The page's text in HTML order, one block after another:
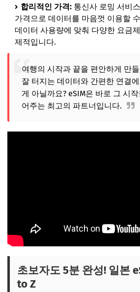
합리적인 가격: 통신사 로밍 서비
가격으로 데이터를 마음껏 이용할
데이터 사용량에 맞춰 다양한 요금
제적입니다.
여행의 시작과 끝을 편안하게 만
잘 터지는 데이터와 간편한 연결
게 아닐까요? eSIM은 바로 그 시
어주는 최고의 파트너입니다.
초보자도 5분 완성! 일본
to Z